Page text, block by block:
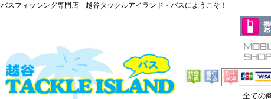
バスフィッシング専門店 越谷タックルアイランド・バスにようこそ！